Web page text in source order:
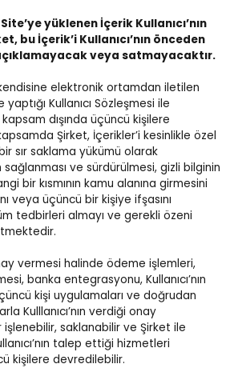
yüklenen İçerik Kullanıcı’nın
bu İçerik’i Kullanıcı’nın önceden
açıklamayacak veya satmayacaktır.
elektronik ortamdan iletilen
yaptığı Kullanıcı Sözleşmesi ile
dışında üçüncü kişilere
Şirket, İçerikler’i kesinlikle özel
sır saklama yükümü olarak
ve sürdürülmesi, gizli bilginin
bir kısmının kamu alanına girmesini
veya üçüncü bir kişiye ifşasını
tedbirleri almayı ve gerekli özeni
vermesi halinde ödeme işlemleri,
banka entegrasyonu, Kullanıcı’nın
kişi uygulamaları ve doğrudan
Kulllanıcı’nın verdiği onay
saklanabilir ve Şirket ile
talep ettiği hizmetleri
kişilere devredilebilir.